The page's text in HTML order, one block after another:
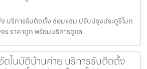
บริการรับติดตั้ง ซ่อมแซ่ม ปรับปรุงประตูรีโมท
ร ราคาถูก พร้อมบริการดูแล
ตโนมัติบ้านค่าย บริการรับติดตั้ง